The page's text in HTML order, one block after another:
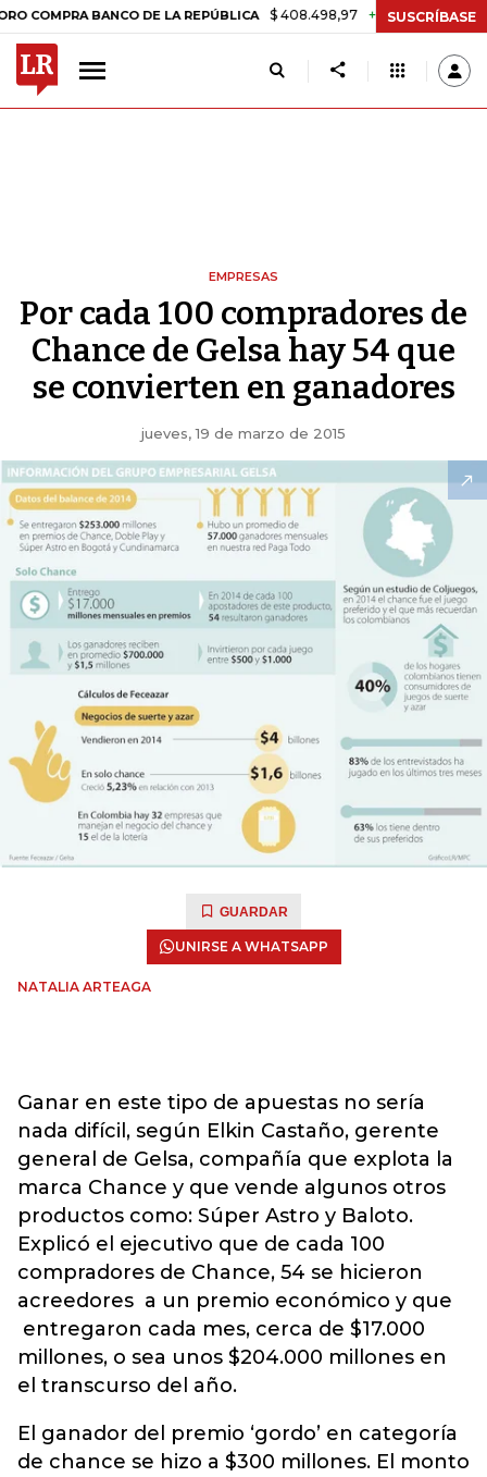
BANCO DE LA REPÚBLICA $ 408.498,97 +$ 8.753,81 +2,19%
SUSCRÍBASE
EMPRESAS
Por cada 100 compradores de
Chance de Gelsa hay 54 que
se convierten en ganadores
jueves, 19 de marzo de 2015
GUARDAR
UNIRSE A WHATSAPP
NATALIA ARTEAGA
Ganar en este tipo de apuestas no sería
nada difícil, según Elkin Castaño, gerente
general de Gelsa, compañía que explota la
marca Chance y que vende algunos otros
productos como: Súper Astro y Baloto.
Explicó el ejecutivo que de cada 100
compradores de Chance, 54 se hicieron
acreedores a un premio económico y que
entregaron cada mes, cerca de $17.000
millones, o sea unos $204.000 millones en
el transcurso del año.
El ganador del premio ‘gordo’ en categoría
de chance se hizo a $300 millones. El monto